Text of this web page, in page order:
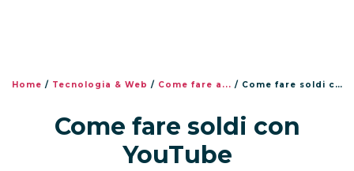
Home / Tecnologia & Web / Come fare a... / Come fare soldi con YouTube
Come fare soldi con
YouTube